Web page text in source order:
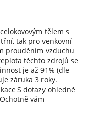
tělem s
tak pro venkovní
prouděním vzduchu
těchto zdrojů se
je až 91% (dle
záruka 3 roky.
S dotazy ohledně
vám